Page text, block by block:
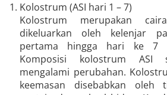
Kolostrum (ASI hari 1 – 7)
Kolostrum merupakan
dikeluarkan oleh kelenjar
pertama hingga hari ke 7
Komposisi kolostrum ASI
mengalami perubahan.
keemasan disebabkan oleh